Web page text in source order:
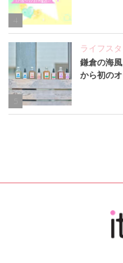
4
ライフス
鎌倉の海
から初の